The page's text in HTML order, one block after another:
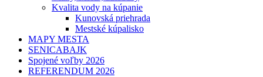
Kvalita vody na kúpanie
Kunovská priehrada
Mestské kúpalisko
MAPY MESTA
SENICABAJK
Spojené voľby 2026
REFERENDUM 2026